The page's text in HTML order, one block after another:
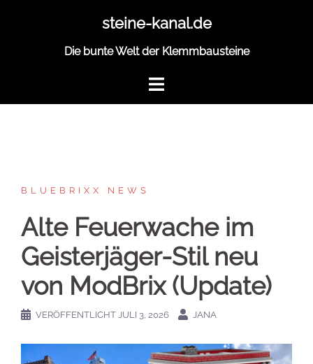
steine-kanal.de
Die bunte Welt der Klemmbausteine
BLUEBRIXX NEWS
Alte Feuerwache im
Geisterjäger-Stil neu
von ModBrix (Update)
VERÖFFENTLICHT JULI 3, 2026 JANA